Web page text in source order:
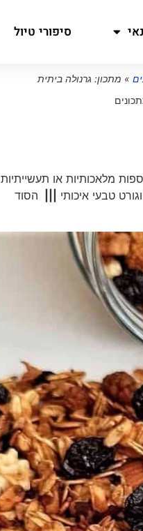
סיפורי טיול
» מתכון: גרנולה ביתית
תוספות מלאכותיות או תעשייתיות
טבעי איכותי
הסוד